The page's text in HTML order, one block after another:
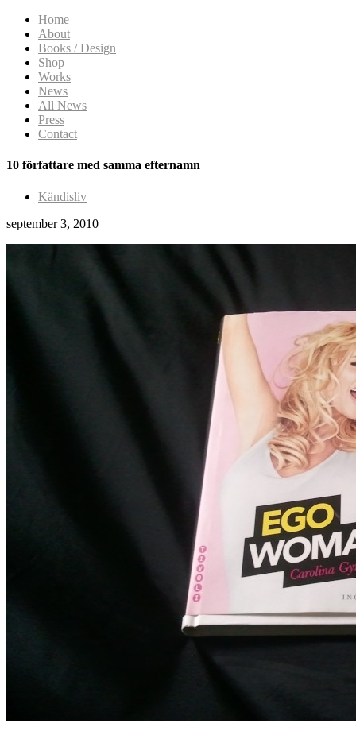
Home
About
Books / Design
Shop
Works
News
All News
Press
Contact
10 författare med samma efternamn
Kändisliv
september 3, 2010